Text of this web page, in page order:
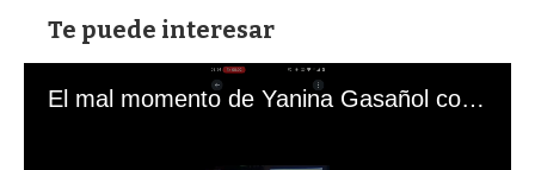
Te puede interesar
El mal momento de Yanina Gasañol con un hincha argentino en "Subrayado"